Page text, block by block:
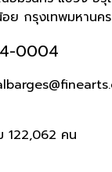
ย กรุงเทพมหานค
0004
122,062 คน